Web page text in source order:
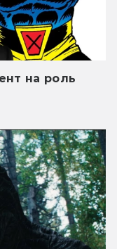
на роль